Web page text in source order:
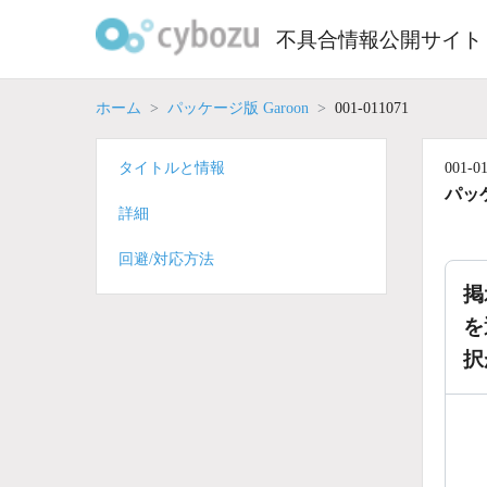
不具合情報公開サイト
ホーム パッケージ版 Garoon 001-011071
001-
パッ
択
タイトルと情報
詳細
回避/対応方法